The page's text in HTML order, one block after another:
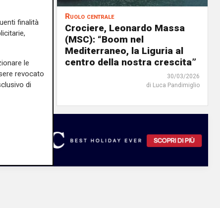
13/04/2026
Nicoletti
Ruolo centrale
Crociere, Leonardo Massa
(MSC): “Boom nel
Mediterraneo, la Liguria al
centro della nostra crescita”
30/03/2026
di Luca Pandimiglio
finalità
le
revocato
di